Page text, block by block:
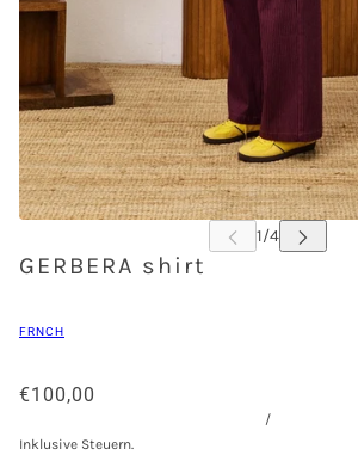
GERBERA shirt
FRNCH
€100,00
/
Inklusive Steuern.